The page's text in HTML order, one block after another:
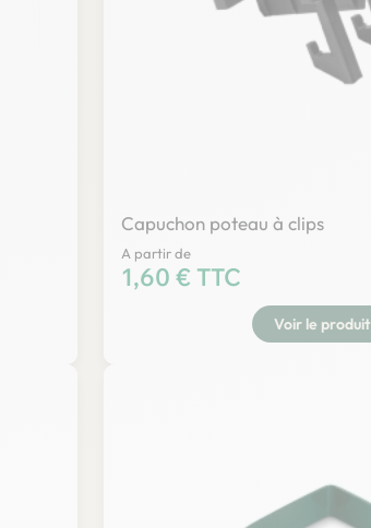
Capuchon poteau à clips
A partir de
Prix
1,60 € TTC
Voir le produit